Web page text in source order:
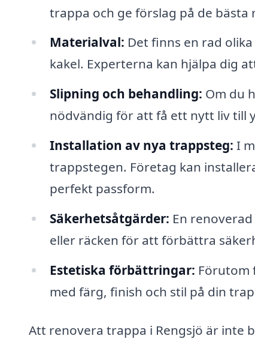
trappa och ge förslag på de
Materialval: Det finns en rad
kakel. Experterna kan hjälpa dig
Slipning och behandling: Om du
nödvändig för att få ett nytt liv till
Installation av nya trappsteg: I
trappstegen. Företag kan
perfekt passform.
Säkerhetsåtgärder: En
eller räcken för att förbättra
Estetiska förbättringar: Förutom
med färg, finish och stil på din
Att renovera trappa i Rengsjö är inte